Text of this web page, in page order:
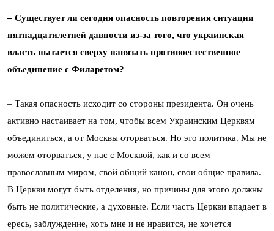
– Существует ли сегодня опасность повторения ситуации
пятнадцатилетней давности из-за того, что украинская
власть пытается сверху навязать противоестественное
объединение с Филаретом?
– Такая опасность исходит со стороны президента. Он очень
активно настаивает на том, чтобы всем Украинским Церквям
объединиться, а от Москвы оторваться. Но это политика. Мы не
можем оторваться, у нас с Москвой, как и со всем
православным миром, свой общий канон, свои общие правила.
В Церкви могут быть отделения, но причины для этого должны
быть не политические, а духовные. Если часть Церкви впадает в
ересь, заблуждение, хоть мне и не нравится, не хочется